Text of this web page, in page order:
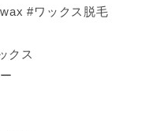
#ワックス脱毛
クス